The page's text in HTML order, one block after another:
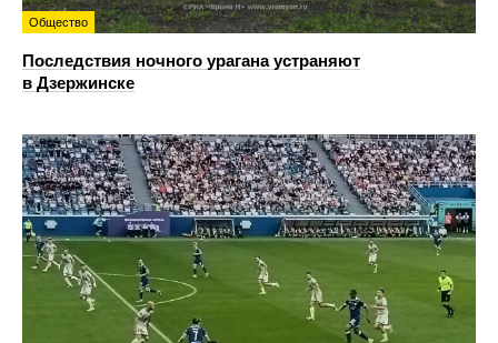
Общество
Последствия ночного урагана устраняют
в Дзержинске